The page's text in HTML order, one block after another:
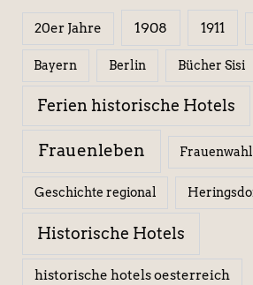
20er Jahre 1908 1911
Bayern Berlin Bücher Sisi
Ferien historische Hotels
Frauenleben
Geschichte regional
Historische Hotels
historische hotels oesterreich